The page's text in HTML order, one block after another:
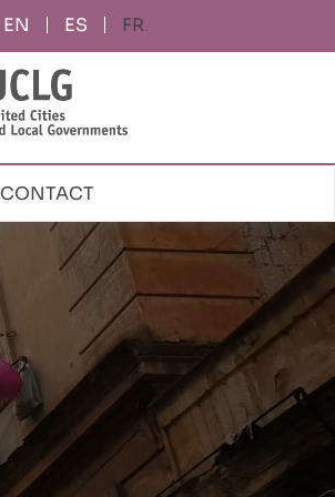
ES FR
CONTACT